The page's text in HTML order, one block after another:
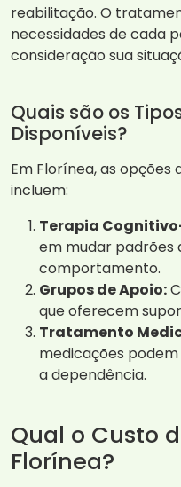
reabilitação. O
necessidades de cada
consideração sua
Quais são os
Disponíveis?
Em Florínea, as
incluem:
Terapia
em mudar padrões
comportamento.
Grupos de Apoio:
que oferecem
Tratamento
medicações podem
a dependência.
Qual o Custo
Florínea?